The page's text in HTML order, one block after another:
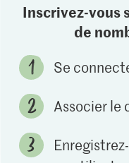
Inscrivez-vous
de
Se
Associer le